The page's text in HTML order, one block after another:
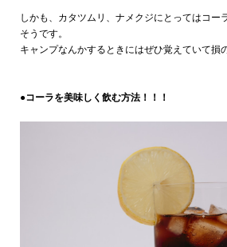
しかも、カタツムリ、ナメクジにとってはコー
そうです。
キャンプなんかするときにはぜひ覚えていて損
●コーラを美味しく飲む方法！！！